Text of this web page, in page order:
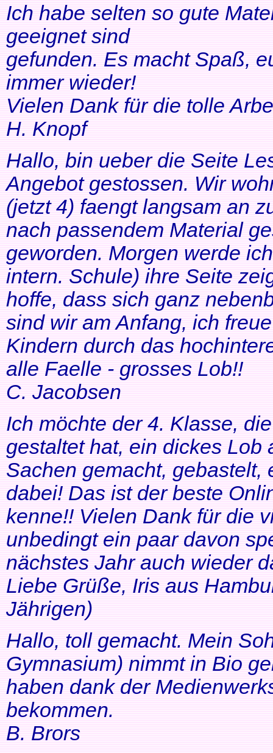
Ich habe selten so gute
geeignet sind
gefunden. Es macht Spaß,
immer wieder!
Vielen Dank für die tolle
H. Knopf
Hallo, bin ueber die Seite
Angebot gestossen. Wir
(jetzt 4) faengt langsam an
nach passendem Material
geworden. Morgen werde
intern. Schule) ihre Seite
hoffe, dass sich ganz
sind wir am Anfang, ich
Kindern durch das
alle Faelle - grosses Lob!!
C. Jacobsen
Ich möchte der 4. Klasse,
gestaltet hat, ein dickes Lob
Sachen gemacht, gebastelt,
dabei! Das ist der beste
kenne!! Vielen Dank für die
unbedingt ein paar davon
nächstes Jahr auch wieder
Liebe Grüße, Iris aus
Jährigen)
Hallo, toll gemacht. Mein
Gymnasium) nimmt in Bio
haben dank der
bekommen.
B. Brors